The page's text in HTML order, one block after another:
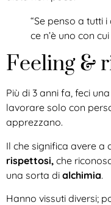
“Se penso a tutti
ce n’è uno con
Feeling &
Più di 3 anni fa, feci
lavorare solo con
apprezzano.
Il che significa avere a
rispettosi, che
una sorta di alchimia.
Hanno vissuti diversi;